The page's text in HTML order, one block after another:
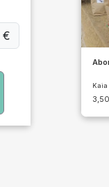
€
Kaia
3,50